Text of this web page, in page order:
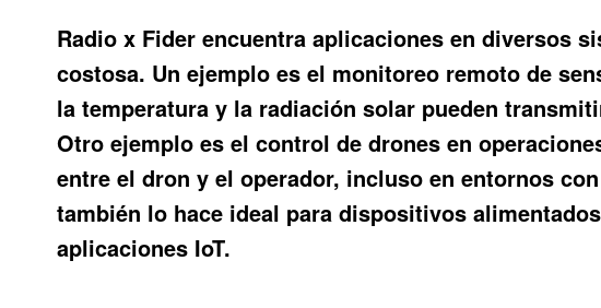
Radio x Fider encuentra aplicaciones en diversos
costosa. Un ejemplo es el monitoreo remoto de
la temperatura y la radiación solar pueden
Otro ejemplo es el control de drones en
entre el dron y el operador, incluso en entornos
también lo hace ideal para dispositivos
aplicaciones IoT.